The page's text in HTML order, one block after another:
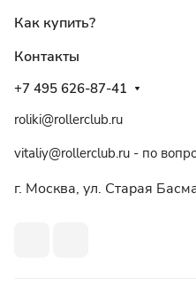
Как купить?
Контакты
+7 495 626-87-41
roliki@rollerclub.ru
vitaliy@rollerclub.ru - по
г. Москва, ул. Старая